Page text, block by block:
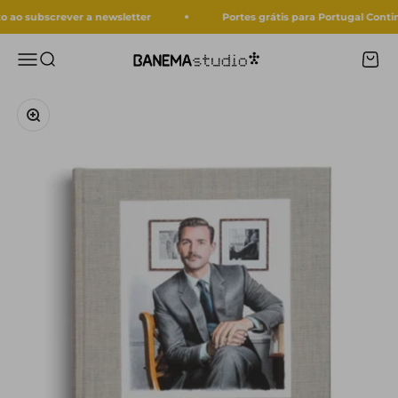
subscrever a newsletter Portes grátis para Portugal
MenuProcurar Banema Studio
Zoom